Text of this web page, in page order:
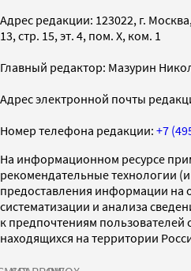
Адрес редакции: 123022, г.
13, стр. 15, эт. 4, пом. X, ком. 1
Главный редактор: Мазурин
Адрес электронной почты
Номер телефона редакции: +7
На информационном ресурсе
рекомендательные технологии
предоставления информации на
систематизации и анализа
к предпочтениям пользователей
находящихся на территории